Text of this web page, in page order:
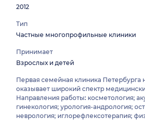
2012
Тип
Частные многопрофильные клиники
Принимает
Взрослых и детей
Первая семейная клиника Петербурга
оказывает широкий спектр
Направления работы: косметология;
гинекология; урология-андрология;
неврология; иглорефлексотерапия;